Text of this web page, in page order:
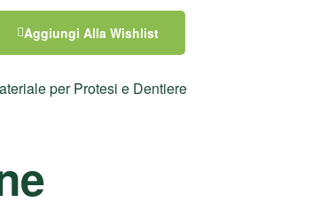
Aggiungi Alla Wishlist
per Protesi e Dentiere